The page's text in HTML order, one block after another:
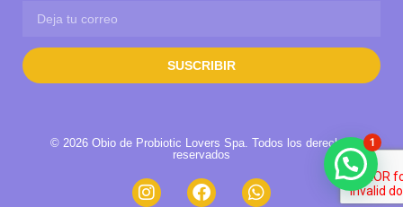
SUSCRIBIR
© 2026 Obio de Probiotic Lovers Spa. Todos los derechos
reservados
¿Necesitas ayuda?
1